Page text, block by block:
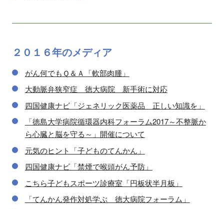
２０１６年のメディア
がん何でもＱ＆Ａ「軟部肉腫」
大動脈弁狭窄症 徳大病院 新手術に対応
四国健康ナビ「ジェネリック医薬品 正しい知識を」
「徳島大学病院循環器内科フォーラム2017～不整脈か
ら心臓と脳を守る～」開催について
元気のヒント「子どものてんかん」
四国健康ナビ「禁煙で喉頭がん予防」
こちら子どもスポーツ診療室「円板状半月板」
「てんかん発作対処学ぶ 徳大病院フォーラム」